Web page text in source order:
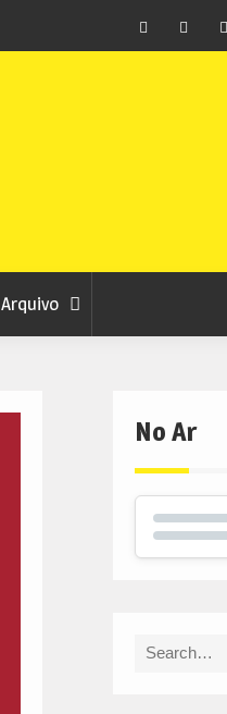
Volta a Portugal condiciona
domingo
Arquivo
No Ar
Search